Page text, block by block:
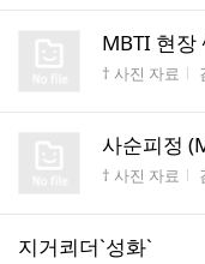
MBTI 현장
게시판명
† 사진 자료
사순피정
게시판명
† 사진 자료
지거쾨더`성화`